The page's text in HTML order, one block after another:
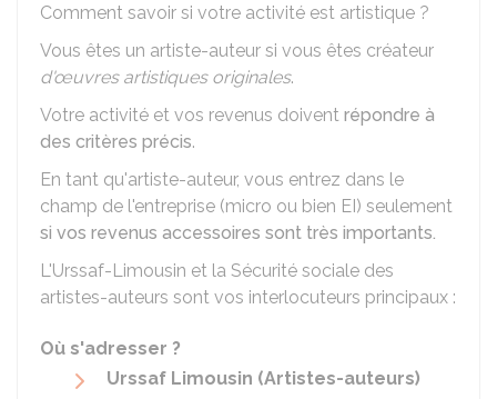
Comment savoir si votre activité est artistique ?
Vous êtes un artiste-auteur si vous êtes créateur
d'œuvres artistiques originales.
Votre activité et vos revenus doivent répondre à
des critères précis.
En tant qu'artiste-auteur, vous entrez dans le
champ de l'entreprise (micro ou bien EI) seulement
si vos revenus accessoires sont très importants.
L'Urssaf-Limousin et la Sécurité sociale des
artistes-auteurs sont vos interlocuteurs principaux :
Où s'adresser ?
Urssaf Limousin (Artistes-auteurs)